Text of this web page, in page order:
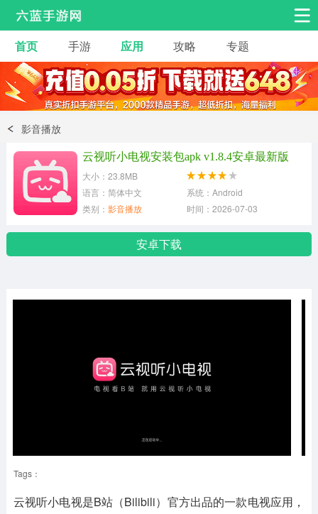
安卓手游 手游工具
热门手游 角色扮演 益智休闲
动作射击
冒险解谜
体育竞技
首页 手游 应用 攻略 专题
影音播放
云视听小电视安装包apk v1.8.4安卓最新版
大小：23.8MB
语言：简体中文
系统：Android
类别： 影音播放 时间：2026-07-03
安卓下载
Tags：
云视听小电视是B站（Bilibili）官方出品的一款电视应用，